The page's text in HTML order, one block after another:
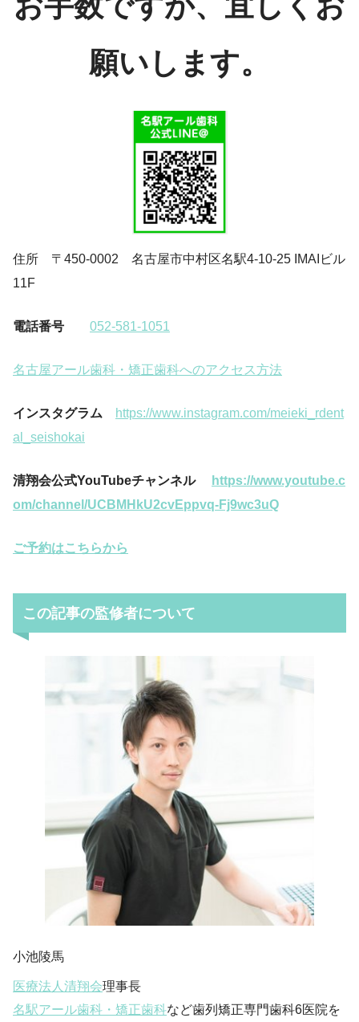
願いします。
住所 〒450-0002 名古屋市中村区名駅4-10-25 IMAIビル
11F
電話番号 052-581-1051
名古屋アール歯科・矯正歯科へのアクセス方法
インスタグラム
https://www.instagram.com/meieki_rdent
al_seishokai
清翔会公式YouTubeチャンネル
https://www.youtube.c
om/channel/UCBMHkU2cvEppvq-Fj9wc3uQ
ご予約はこちらから
この記事の監修者について
小池陵馬
医療法人清翔会理事長
名駅アール歯科・矯正歯科など歯列矯正専門歯科6医院を